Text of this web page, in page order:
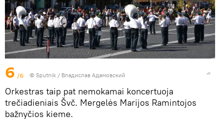
6 /6 © Sputnik / Владислав Адамовский
Orkestras taip pat nemokamai koncertuoja
trečiadieniais Švč. Mergelės Marijos Ramintojos
bažnyčios kieme.